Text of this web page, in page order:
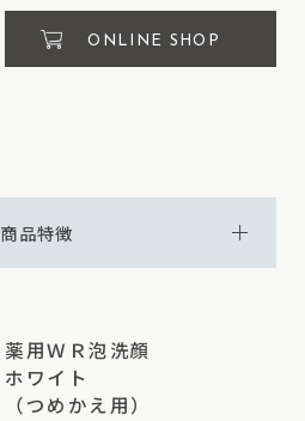
ONLINE SHOP
商品特徴
薬用ＷＲ泡洗顔
ホワイト
（つめかえ用）